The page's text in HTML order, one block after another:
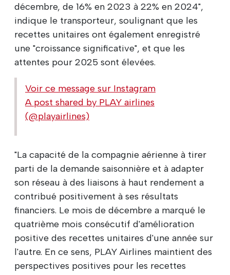
décembre, de 16% en 2023 à 22% en 2024",
indique le transporteur, soulignant que les
recettes unitaires ont également enregistré
une "croissance significative", et que les
attentes pour 2025 sont élevées.
Voir ce message sur Instagram
A post shared by PLAY airlines
(@playairlines)
"La capacité de la compagnie aérienne à tirer
parti de la demande saisonnière et à adapter
son réseau à des liaisons à haut rendement a
contribué positivement à ses résultats
financiers. Le mois de décembre a marqué le
quatrième mois consécutif d'amélioration
positive des recettes unitaires d'une année sur
l'autre. En ce sens, PLAY Airlines maintient des
perspectives positives pour les recettes